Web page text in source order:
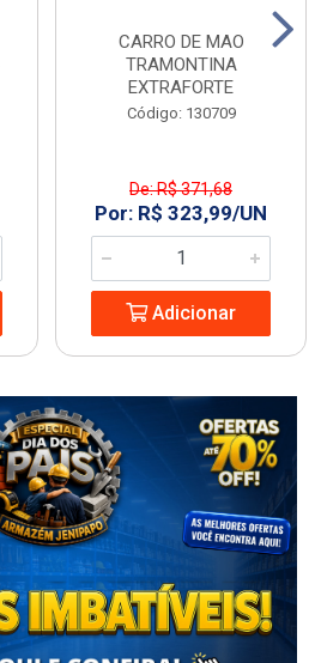
CARRO DE MAO
TRAMONTINA
EXTRAFORTE
Código: 130709
De: R$ 371,68
Por: R$ 323,99/UN
Adicionar